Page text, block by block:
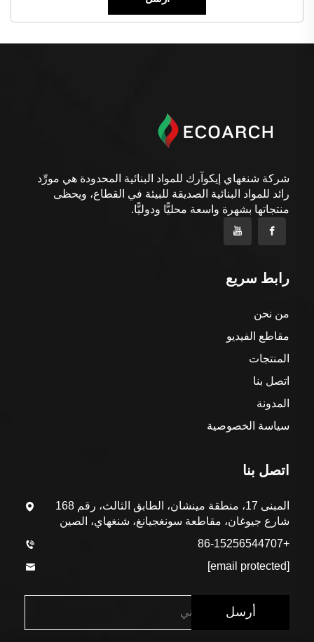
شركة شنغهاي إيكوآرك للمواد البنائية المحدودة هي مورِّد
رائد للمواد البنائية الصديقة للبيئة في القطاع، ويحظى
منتجاتها بشهرة واسعة محليًّا ودوليًّا.
رابط سريع
من نحن
مقاطع الفيديو
المنتجات
اتصل بنا
المدونة
سياسة الخصوصية
اتصل بنا
المبنى 17، منطقة مينشان، الطابق الثالث، رقم 168
شارع جيوغان، مقاطعة سونغجيانغ، شنغهاي، الصين
+86-15256544707
[email protected]
أرسل